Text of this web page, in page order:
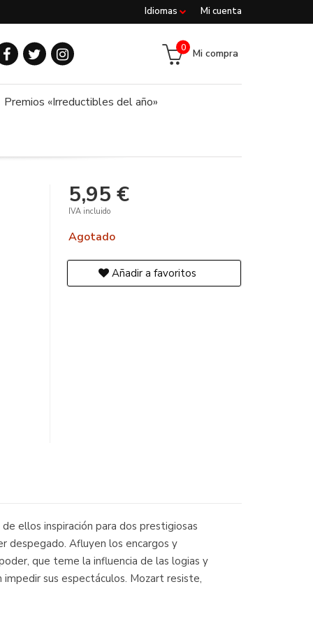
Mi cuenta
Idiomas
Mi compra
0
Premios «Irreductibles del año»
5,95 €
IVA incluido
Agotado
Añadir a favoritos
ellos inspiración para dos prestigiosas
despegado. Afluyen los encargos y
que teme la influencia de las logias y
impedir sus espectáculos. Mozart resiste,